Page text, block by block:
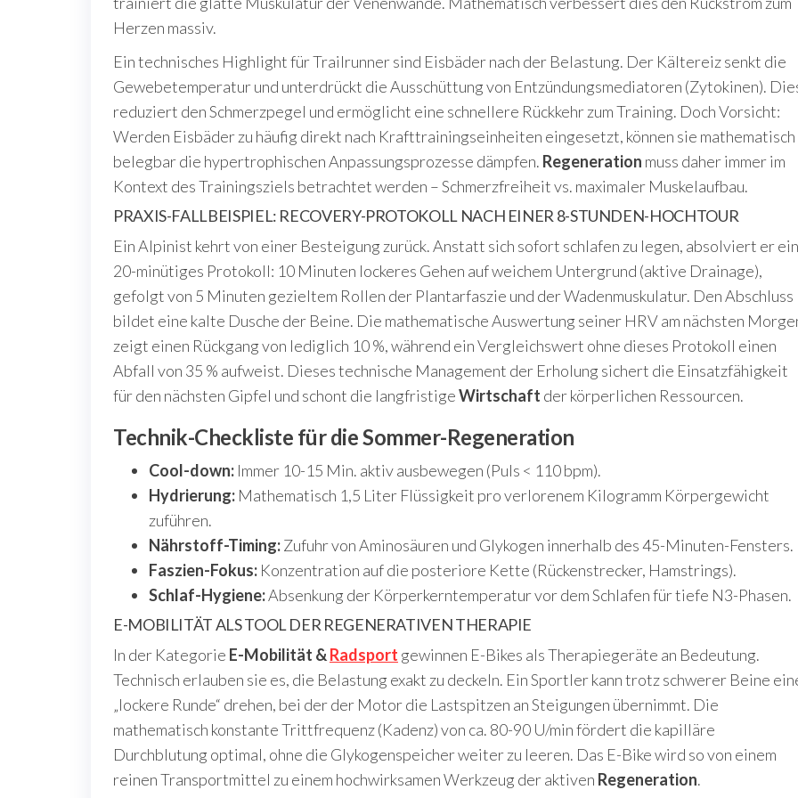
Herzen massiv.
Ein technisches Highlight für Trailrunner sind Eisbäder nach der Belastung. Der Kältereiz senkt die
Gewebetemperatur und unterdrückt die Ausschüttung von Entzündungsmediatoren (Zytokinen).
reduziert den Schmerzpegel und ermöglicht eine schnellere Rückkehr zum Training. Doch Vorsicht:
Werden Eisbäder zu häufig direkt nach Krafttrainingseinheiten eingesetzt, können sie mathematisch
belegbar die hypertrophischen Anpassungsprozesse dämpfen. Regeneration muss daher immer im
Kontext des Trainingsziels betrachtet werden – Schmerzfreiheit vs. maximaler Muskelaufbau.
PRAXIS-FALLBEISPIEL: RECOVERY-PROTOKOLL NACH EINER 8-STUNDEN-HOCHTOUR
Ein Alpinist kehrt von einer Besteigung zurück. Anstatt sich sofort schlafen zu legen, absolviert er ein
20-minütiges Protokoll: 10 Minuten lockeres Gehen auf weichem Untergrund (aktive Drainage),
gefolgt von 5 Minuten gezieltem Rollen der Plantarfaszie und der Wadenmuskulatur. Den Abschluss
bildet eine kalte Dusche der Beine. Die mathematische Auswertung seiner HRV am nächsten
zeigt einen Rückgang von lediglich 10 %, während ein Vergleichswert ohne dieses Protokoll einen
Abfall von 35 % aufweist. Dieses technische Management der Erholung sichert die Einsatzfähigkeit
für den nächsten Gipfel und schont die langfristigeWirtschaft der körperlichen Ressourcen.
Technik-Checkliste für die Sommer-Regeneration
Cool-down: Immer 10-15 Min. aktiv ausbewegen (Puls < 110 bpm).
Hydrierung: Mathematisch 1,5 Liter Flüssigkeit pro verlorenem Kilogramm Körpergewicht
zuführen.
Nährstoff-Timing:Zufuhr von Aminosäuren und Glykogen innerhalb des 45-Minuten-Fensters.
Faszien-Fokus: Konzentration auf die posteriore Kette (Rückenstrecker, Hamstrings).
Schlaf-Hygiene:Absenkung der Körperkerntemperatur vor dem Schlafen für tiefe N3-Phasen.
E-MOBILITÄT ALS TOOL DER REGENERATIVEN THERAPIE
In der Kategorie E-Mobilität &Radsport gewinnen E-Bikes als Therapiegeräte an Bedeutung.
Technisch erlauben sie es, die Belastung exakt zu deckeln. Ein Sportler kann trotz schwerer Beine
„lockere Runde“ drehen, bei der der Motor die Lastspitzen an Steigungen übernimmt. Die
mathematisch konstante Trittfrequenz (Kadenz) von ca. 80-90 U/min fördert die kapilläre
Durchblutung optimal, ohne die Glykogenspeicher weiter zu leeren. Das E-Bike wird so von einem
reinen Transportmittel zu einem hochwirksamen Werkzeug der aktiven Regeneration.